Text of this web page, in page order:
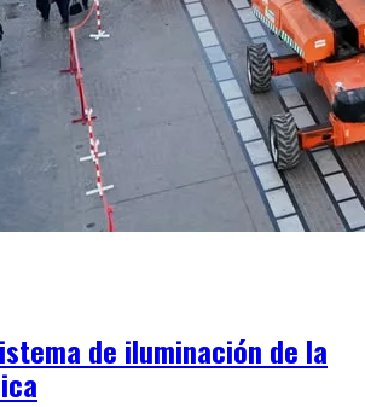
de iluminación de la